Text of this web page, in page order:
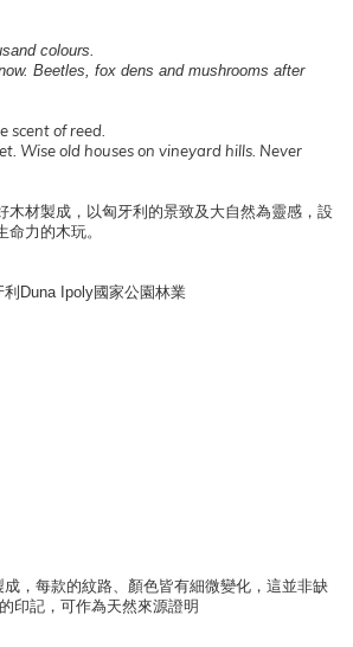
colours.
Beetles, fox dens and mushrooms after
scent of reed.
Wise old houses on vineyard hills. Never
木材製成，以匈牙利的景致及大自然為靈感，設
力的木玩。
Duna Ipoly國家公園林業
，每款的紋路、顏色皆有細微變化，這並非缺
印記，可作為天然來源證明